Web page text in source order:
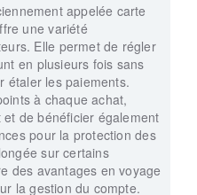
appelée carte
une variété
Elle permet de régler
en plusieurs fois sans
étaler les paiements.
à chaque achat,
et de bénéficier également
pour la protection des
sur certains
des avantages en voyage
la gestion du compte.